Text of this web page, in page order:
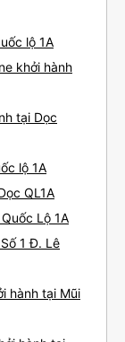
lộ 1A
khởi hành
tại Dọc
lộ 1A
QL1A
Lộ 1A
1 Đ. Lê
hành tại Mũi